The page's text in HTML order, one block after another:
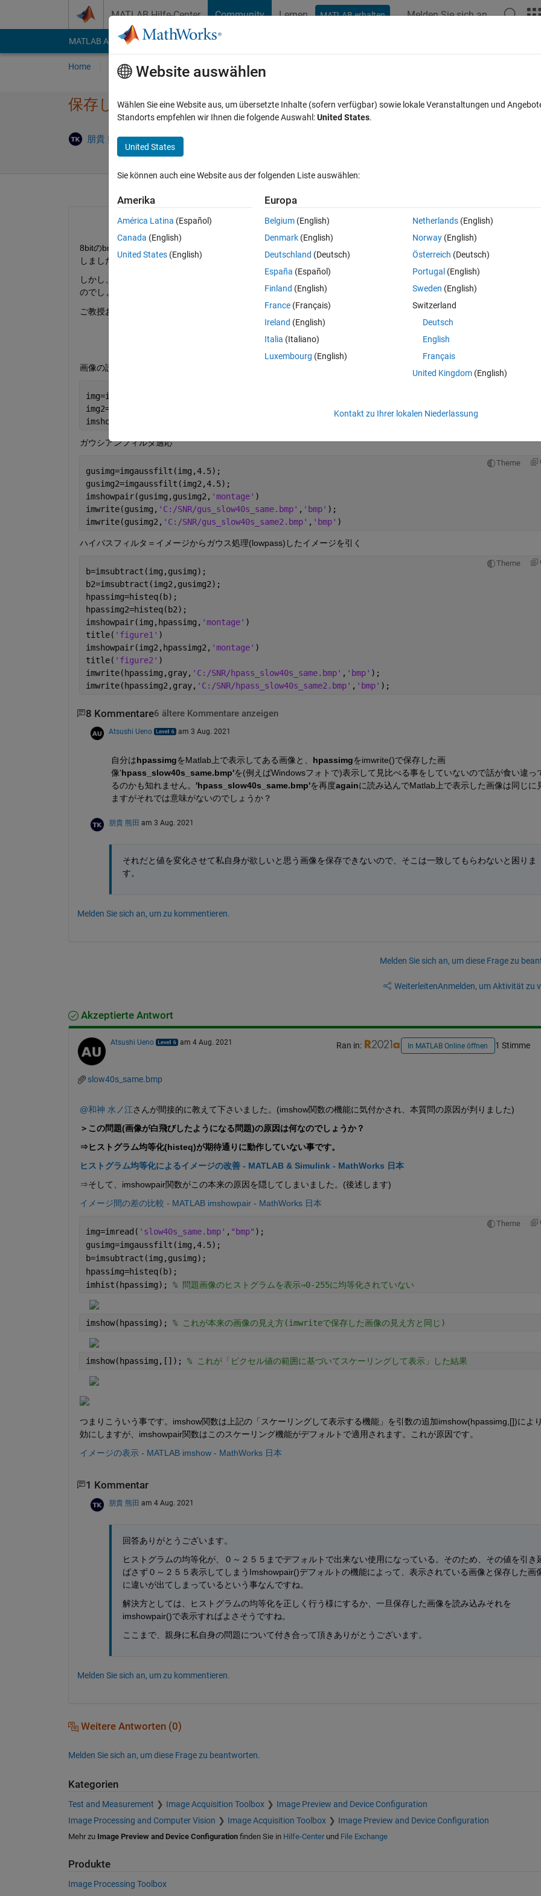
MATLAB Hilfe-Center Community Lernen MATLAB erhalten Melden Sie sich an
MATLAB Answers File Exchange Cody
Home Fragen Antworten Durchsuchen
保存した画像が白飛びしたようになる問題
朋貴 熊田 1 Aug. 2021
In MATLAB Online öffnen 0 Stimmen
8bitのbmpファイルを読み込み、ガウシアンフィルタを適応し、原画像から処理後の画像を引き算してその後その画像を
しました。
しかし、保存した画像がMatlab上で表示されている画像とコントラスとが全く違うものになりました。この問題の原因は
のでしょうか？写真左が保存した画像で、写真右がMatlab上で表示されてる画像です。
ご教授お願いいたします。
画像の読み込み
img=imread(
img2=imread(
imshowpair(img,img2,
ガウシアンフィルタ適応
Theme
gusimg=imgaussfilt(img,4.5);
gusimg2=imgaussfilt(img2,4.5);
imshowpair(gusimg,gusimg2, 'montage' )
imwrite(gusimg, 'C:/SNR/gus_slow40s_same.bmp' , 'bmp' );
imwrite(gusimg2, 'C:/SNR/gus_slow40s_same2.bmp' , 'bmp' )
ハイパスフィルタ＝イメージからガウス処理(lowpass)したイメージを引く
Theme
b=imsubtract(img,gusimg);
b2=imsubtract(img2,gusimg2);
hpassimg=histeq(b);
hpassimg2=histeq(b2);
imshowpair(img,hpassimg, 'montage' )
title( 'figure1' )
imshowpair(img2,hpassimg2, 'montage' )
title( 'figure2' )
imwrite(hpassimg,gray, 'C:/SNR/hpass_slow40s_same.bmp' , 'bmp' );
imwrite(hpassimg2,gray, 'C:/SNR/hpass_slow40s_same2.bmp' , 'bmp' );
8 Kommentare6 ältere Kommentare anzeigen
Atsushi Ueno am 3 Aug. 2021
自分はhpassimgをMatlab上で表示してある画像と、 hpassimgをimwrite()で保存した画
像'hpass_slow40s_same.bmp'を(例えばWindowsフォトで)表示して見比べる事をしていないので話が食い違っ
るのかも知れません。 'hpass_slow40s_same.bmp'を再度againに読み込んでMatlab上で表示した画像は同じに
ますがそれでは意味がないのでしょうか？
朋貴 熊田 am 3 Aug. 2021
それだと値を変化させて私自身が欲しいと思う画像を保存できないので、そこは一致してもらわないと困りま
す。
Melden Sie sich an, um zu kommentieren.
Melden Sie sich an, um diese Frage zu
WeiterleitenAnmelden, um Aktivität zu
Akzeptierte Antwort
Atsushi Ueno am 4 Aug. 2021 Ran in: In MATLAB Online öffnen 1 Stimme
slow40s_same.bmp
@和神 水ノ江さんが間接的に教えて下さいました。(imshow関数の機能に気付かされ、本質問の原因が判りました)
＞この問題(画像が白飛びしたようになる問題)の原因は何なのでしょうか？
⇒ヒストグラム均等化(histeq)が期待通りに動作していない事です。
ヒストグラム均等化によるイメージの改善 - MATLAB & Simulink - MathWorks 日本
⇒そして、imshowpair関数がこの本来の原因を隠してしまいました。(後述します)
イメージ間の差の比較 - MATLAB imshowpair - MathWorks 日本
Theme
img=imread( 'slow40s_same.bmp' , "bmp" );
gusimg=imgaussfilt(img,4.5);
b=imsubtract(img,gusimg);
hpassimg=histeq(b);
imhist(hpassimg); % 問題画像のヒストグラムを表示⇒0-255に均等化されていない
imshow(hpassimg); % これが本来の画像の見え方(imwriteで保存した画像の見え方と同じ)
imshow(hpassimg,[]); % これが「ピクセル値の範囲に基づいてスケーリングして表示」した結果
つまりこういう事です。imshow関数は上記の「スケーリングして表示する機能」を引数の追加imshow(hpassimg,[])によ
効にしますが、imshowpair関数はこのスケーリング機能がデフォルトで適用されます。これが原因です。
イメージの表示 - MATLAB imshow - MathWorks 日本
1 Kommentar
朋貴 熊田 am 4 Aug. 2021
回答ありがとうございます。
ヒストグラムの均等化が、０～２５５までデフォルトで出来ない使用になっている。そのため、その値を引き
ばさず０～２５５表示してしまうImshowpair()デフォルトの機能によって、表示されている画像と保存した画
に違いが出てしまっているという事なんですね。
解決方としては、ヒストグラムの均等化を正しく行う様にするか、一旦保存した画像を読み込みそれを
imshowpair()で表示すればよさそうですね。
ここまで、親身に私自身の問題について付き合って頂きありがとうございます。
Melden Sie sich an, um zu kommentieren.
Weitere Antworten (0)
Melden Sie sich an, um diese Frage zu beantworten.
Kategorien
Test and Measurement Image Acquisition Toolbox
Image Preview and Device Configuration
Image Processing and Computer Vision
Image Acquisition Toolbox Image Preview and Device Configuration
Mehr zu Image Preview and Device Configurationfinden Sie in Hilfe-Centerund File Exchange
Produkte
Image Processing Toolbox
Website auswählen
Wählen Sie eine Website aus, um übersetzte Inhalte (sofern verfügbar) sowie lokale Veranstaltungen und
Standorts empfehlen wir Ihnen die folgende Auswahl:United States.
United States
Sie können auch eine Website aus der folgenden Liste auswählen:
Amerika
América Latina (Español)
Canada (English)
United States (English)
Europa
Belgium (English)
Denmark (English)
Deutschland (Deutsch)
España (Español)
Finland (English)
France (Français)
Ireland (English)
Italia (Italiano)
Luxembourg (English)
Netherlands(English)
Norway(English)
Österreich (Deutsch)
Portugal (English)
Sweden (English)
Switzerland
Deutsch
English
Français
United Kingdom(English)
Kontakt zu Ihrer lokalen Niederlassung